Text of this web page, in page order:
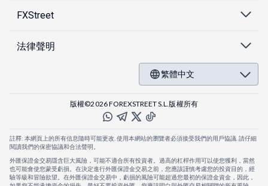
FXStreet
法律聲明
繁體中文
版權©2026 FOREXSTREET S.L.版權所有
註釋: 本網頁上的所有信息隨時可能更改. 使用本網站的瀏覽者必須接受我們的用戶協議. 請仔細
閱讀我們的保密協議和合法聲明。
外匯保證金交易隱含巨大風險，可能不適合所有投資者。過高的杠桿作用可以使您獲利，當然
也可能會使您蒙受虧損。在決定進行外匯保證金交易之前，您應該謹慎考慮您的投資目的，經
驗等級和冒險欲望。在外匯保證金交易中，虧損的風險可能超過您最初的保證金資金，因此，